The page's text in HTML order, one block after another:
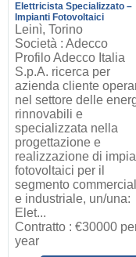
Elettricista Specializzato –
Impianti Fotovoltaici
Leinì, Torino
Società : Adecco
Profilo Adecco Italia
S.p.A. ricerca per
azienda cliente
nel settore delle
rinnovabili e
specializzata nella
progettazione e
realizzazione di
fotovoltaici per il
segmento
e industriale, un/una:
Elet...
Contratto : €30000
year